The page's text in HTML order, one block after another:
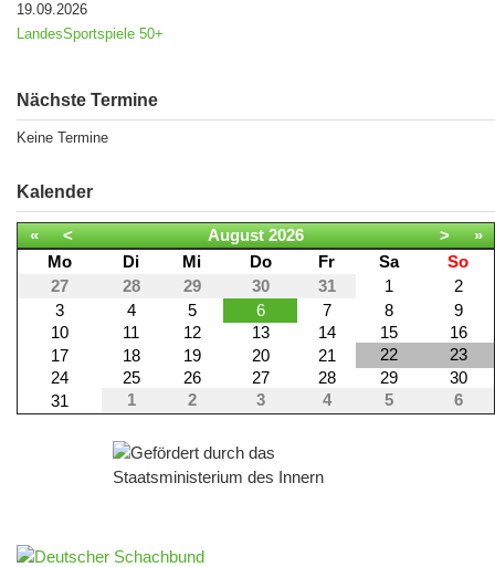
19.09.2026
LandesSportspiele 50+
Nächste Termine
Keine Termine
Kalender
« < August 2026 >
»
Mo
Di Mi Do Fr Sa
So
27
28 29 30 31 1
2
3
4 5 6 7 8
9
10
11 12 13 14 15
16
17
18 19 20 21 22
23
24
25 26 27 28 29
30
31
1 2 3 4 5 6